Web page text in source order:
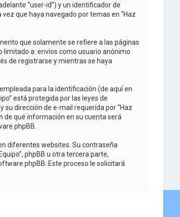
“user-id”) y un identificador de
que haya navegado por temas en “Haz
que solamente se refiere a las páginas
limitado a: envíos como usuario anónimo
de registrarse y mientras se haya
para la identificación (de aquí en
está protegida por las leyes de
dirección de e-mail requerida por “Haz
de qué información en su cuenta será
phpBB.
diferentes websites. Su contraseña
phpBB u otra tercera parte,
phpBB. Este proceso le solicitará